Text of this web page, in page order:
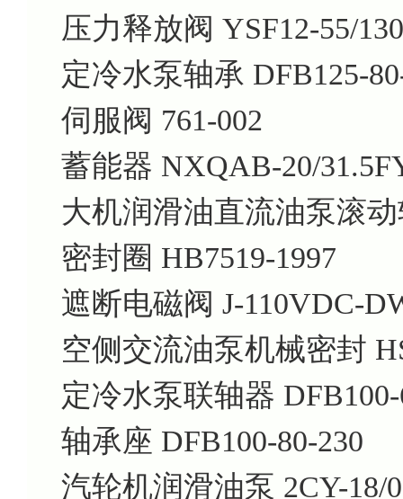
压力释放阀 YSF12-55/130
定冷水泵轴承 DFB125-
伺服阀 761-002
蓄能器 NXQAB-20/
大机润滑油直流油泵滚
密封圈 HB7519-1997
遮断电磁阀 J-110VDC-
空侧交流油泵机械密封
定冷水泵联轴器 DFB100-
轴承座 DFB100-80-230
汽轮机润滑油泵 2CY-18/